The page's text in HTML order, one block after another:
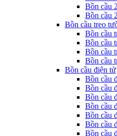
Bồn cầu
Bồn cầu
Bồn cầu treo
Bồn cầu
Bồn cầu
Bồn cầu
Bồn cầu
Bồn cầu điện tử
Bồn cầu
Bồn cầu
Bồn cầu
Bồn cầu
Bồn cầu
Bồn cầu
Bồn cầu